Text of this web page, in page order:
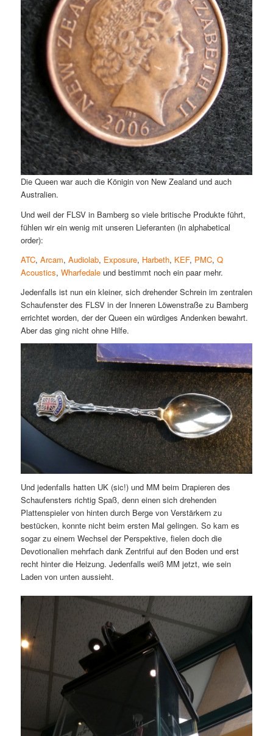
Die Queen war auch die Königin von New Zealand und auch
Australien.
Und weil der FLSV in Bamberg so viele britische Produkte führt,
fühlen wir ein wenig mit unseren Lieferanten (in alphabetical
order):
ATC, Arcam, Audiolab, Exposure, Harbeth, KEF, PMC, Q
Acoustics, Wharfedaleund bestimmt noch ein paar mehr.
Jedenfalls ist nun ein kleiner, sich drehender Schrein im zentralen
Schaufenster des FLSV in der Inneren Löwenstraße zu Bamberg
errichtet worden, der der Queen ein würdiges Andenken bewahrt.
Aber das ging nicht ohne Hilfe.
Und jedenfalls hatten UK (sic!) und MM beim Drapieren des
Schaufensters richtig Spaß, denn einen sich drehenden
Plattenspieler von hinten durch Berge von Verstärkern zu
bestücken, konnte nicht beim ersten Mal gelingen. So kam es
sogar zu einem Wechsel der Perspektive, fielen doch die
Devotionalien mehrfach dank Zentrifui auf den Boden und erst
recht hinter die Heizung. Jedenfalls weiß MM jetzt, wie sein
Laden von unten aussieht.